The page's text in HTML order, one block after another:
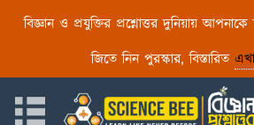
বিজ্ঞান ও প্রযুক্তির প্রশ্নোত্তর দুনিয়ায় আপনাকে
জিতে নিন পুরস্কার, বিস্তারিত